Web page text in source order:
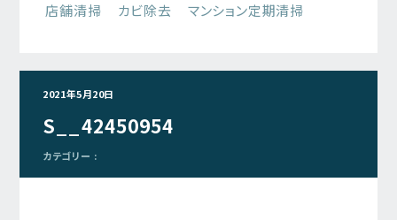
店舗清掃
カビ除去 マンション定期清掃
2021年5月20日
S__42450954
カテゴリー :